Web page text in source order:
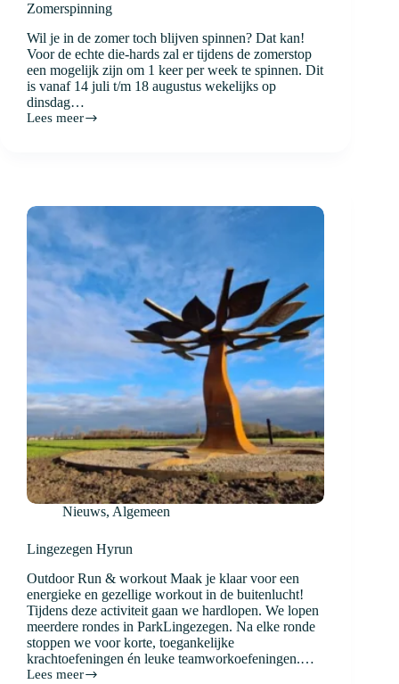
Zomerspinning
Wil je in de zomer toch blijven spinnen? Dat kan!
Voor de echte die-hards zal er tijdens de zomerstop
een mogelijk zijn om 1 keer per week te spinnen. Dit
is vanaf 14 juli t/m 18 augustus wekelijks op
dinsdag…
Lees meer
Zomerspinning
Nieuws, Algemeen
Lingezegen Hyrun
Outdoor Run & workout Maak je klaar voor een
energieke en gezellige workout in de buitenlucht!
Tijdens deze activiteit gaan we hardlopen. We lopen
meerdere rondes in ParkLingezegen. Na elke ronde
stoppen we voor korte, toegankelijke
krachtoefeningen én leuke teamworkoefeningen.…
Lees meer
Lingezegen